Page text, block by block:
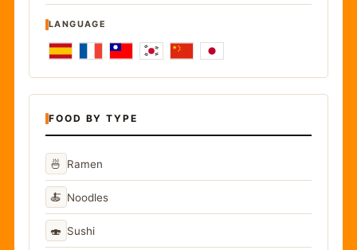
LANGUAGE
FOOD BY TYPE
🍜 Ramen
🍝 Noodles
🍣 Sushi